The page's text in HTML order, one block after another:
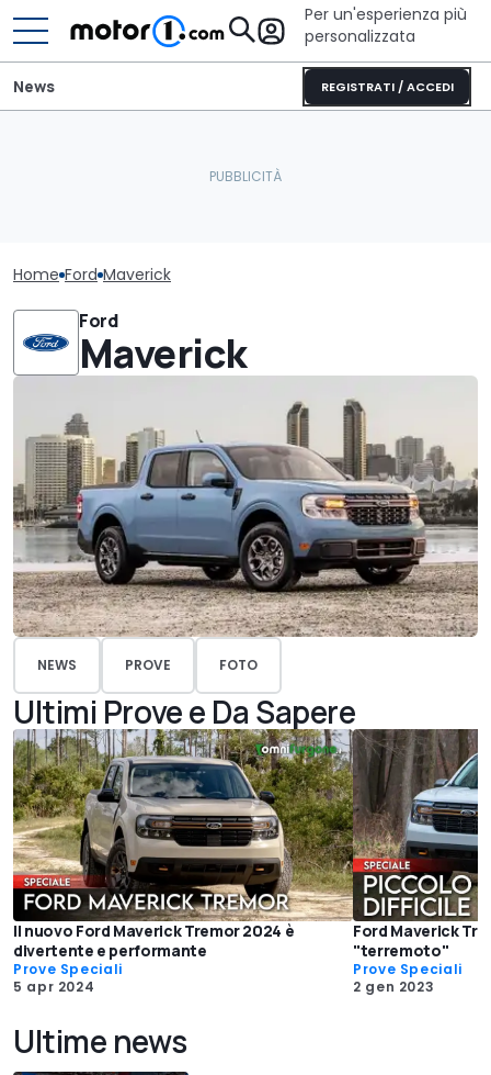
Per un'esperienza più
personalizzata
REGISTRATI / ACCEDI
News
Home Ford Maverick
Ford
Maverick
NEWS PROVE FOTO
Ultimi Prove e Da Sapere
Il nuovo Ford Maverick Tremor 2024 è
divertente e performante
Prove Speciali
5 apr 2024
Ford Maverick
"terremoto"
Prove Speciali
2 gen 2023
Ultime news